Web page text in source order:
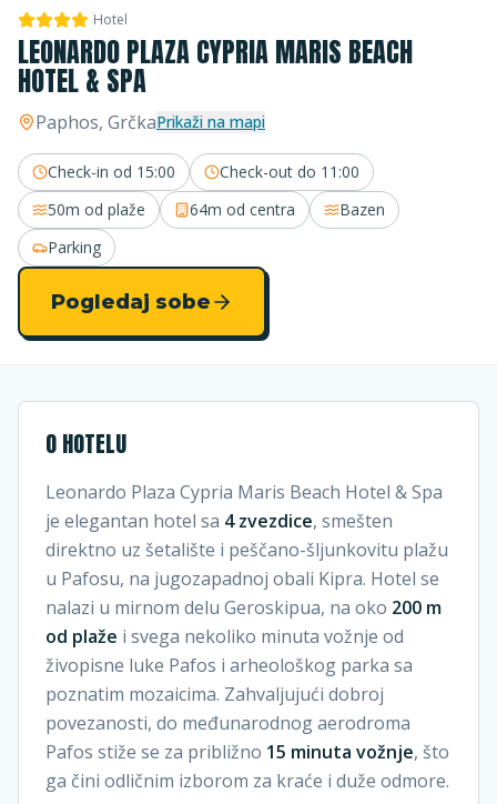
Hotel
LEONARDO PLAZA CYPRIA MARIS BEACH
HOTEL & SPA
Paphos, GrčkaPrikaži na mapi
Check-in od 15:00 Check-out do 11:00
50m od plaže 64m od centra
Bazen
Parking
Pogledaj sobe
O HOTELU
Leonardo Plaza Cypria Maris Beach Hotel & Spa
je elegantan hotel sa 4 zvezdice, smešten
direktno uz šetalište i peščano-šljunkovitu plažu
u Pafosu, na jugozapadnoj obali Kipra. Hotel se
nalazi u mirnom delu Geroskipua, na oko 200 m
od plaže i svega nekoliko minuta vožnje od
živopisne luke Pafos i arheološkog parka sa
poznatim mozaicima. Zahvaljujući dobroj
povezanosti, do međunarodnog aerodroma
Pafos stiže se za približno 15 minuta vožnje, što
ga čini odličnim izborom za kraće i duže odmore.